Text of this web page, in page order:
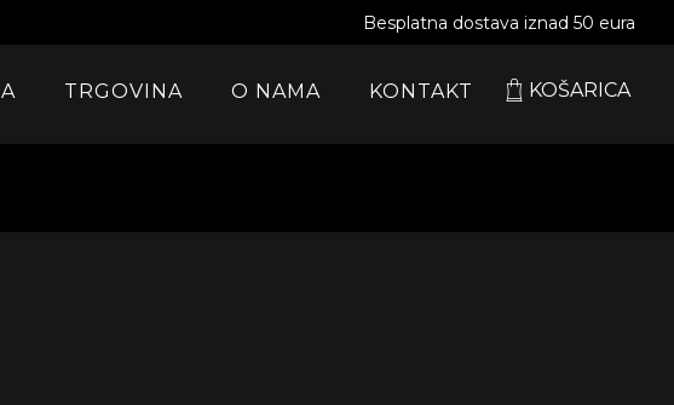
Besplatna dostava iznad 50 eura
KOŠARICA
TRGOVINA O NAMA KONTAKT